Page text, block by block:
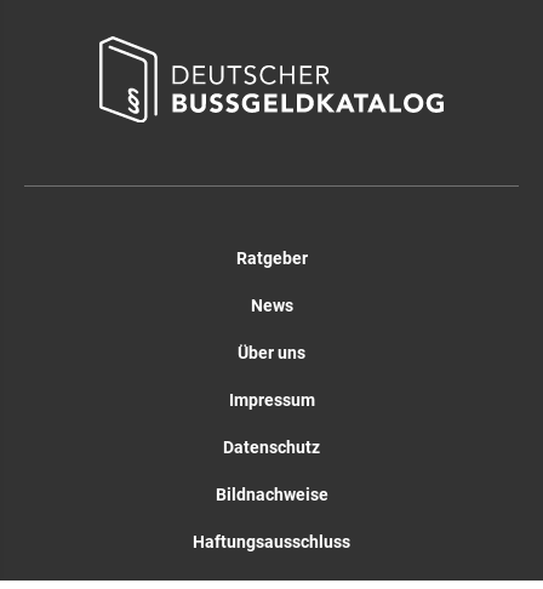
Ratgeber
News
Über uns
Impressum
Datenschutz
Bildnachweise
Haftungsausschluss